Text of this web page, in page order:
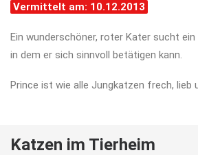
Vermittelt am: 10.12.2013
Ein wunderschöner, roter Kater sucht
in dem er sich sinnvoll betätigen kann.
Prince ist wie alle Jungkatzen frech, lieb
Katzen im Tierheim